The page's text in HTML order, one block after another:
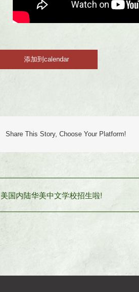
添加到calendar
Share This Story, Choose Your Platform!
美国内陆华美中文学校招生啦!